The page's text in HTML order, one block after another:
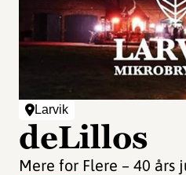
Larvik
deLillos
Mere for Flere – 40 års